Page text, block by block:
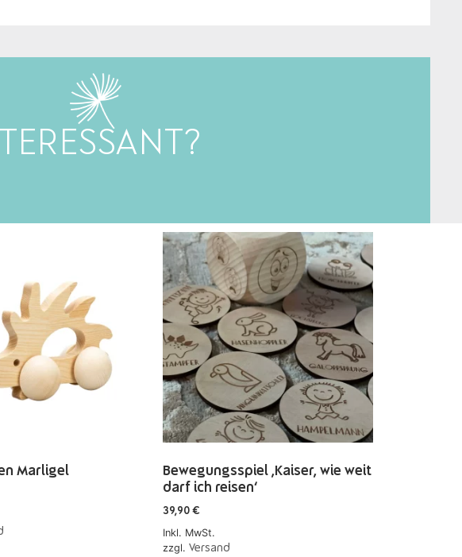
Marligel
Bewegungsspiel ‚Kaiser, wie weit
darf ich reisen‘
39,90 €
Inkl. MwSt.
zzgl. Versand